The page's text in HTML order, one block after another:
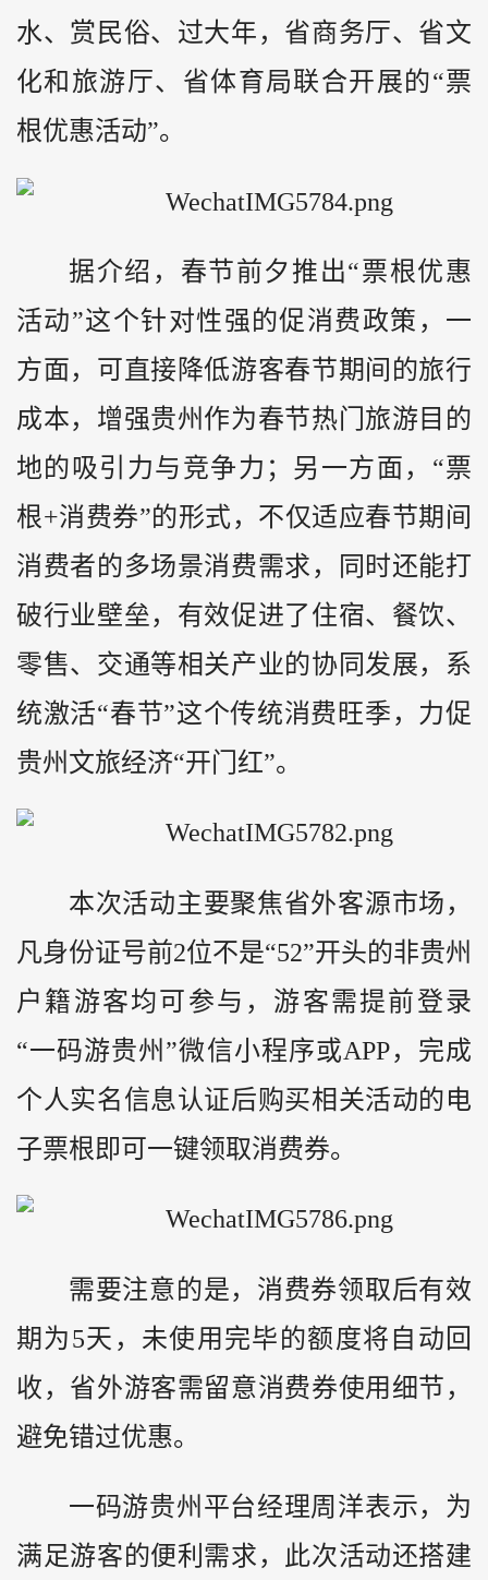
水、赏民俗、过大年，省商务厅、省文
化和旅游厅、省体育局联合开展的“票
根优惠活动”。
据介绍，春节前夕推出“票根优惠
活动”这个针对性强的促消费政策，一
方面，可直接降低游客春节期间的旅行
成本，增强贵州作为春节热门旅游目的
地的吸引力与竞争力；另一方面，“票
根+消费券”的形式，不仅适应春节期间
消费者的多场景消费需求，同时还能打
破行业壁垒，有效促进了住宿、餐饮、
零售、交通等相关产业的协同发展，系
统激活“春节”这个传统消费旺季，力促
贵州文旅经济“开门红”。
本次活动主要聚焦省外客源市场，
凡身份证号前2位不是“52”开头的非贵州
户籍游客均可参与，游客需提前登录
“一码游贵州”微信小程序或APP，完成
个人实名信息认证后购买相关活动的电
子票根即可一键领取消费券。
需要注意的是，消费券领取后有效
期为5天，未使用完毕的额度将自动回
收，省外游客需留意消费券使用细节，
避免错过优惠。
一码游贵州平台经理周洋表示，为
满足游客的便利需求，此次活动还搭建